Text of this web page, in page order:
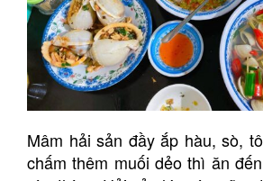
Mâm hải sản đầy ắp hàu, sò,
chấm thêm muối dẻo thì ăn